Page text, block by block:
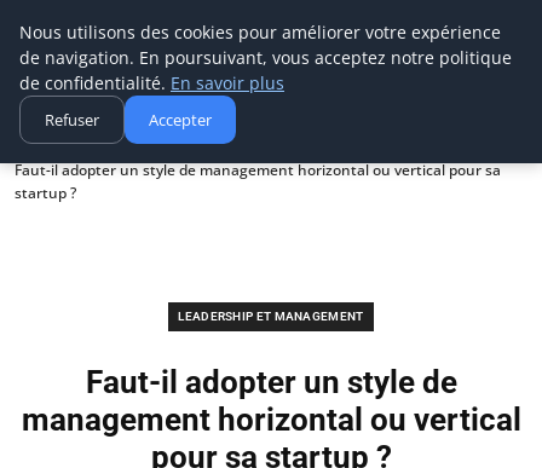
Ms Events Europe
Accueil
Leadership et management
Faut-il adopter un style de management horizontal ou vertical pour sa
startup ?
LEADERSHIP ET MANAGEMENT
Faut-il adopter un style de
management horizontal ou vertical
pour sa startup ?
Nous utilisons des cookies pour améliorer votre expérience
de navigation. En poursuivant, vous acceptez notre politique
de confidentialité. En savoir plus
Refuser Accepter